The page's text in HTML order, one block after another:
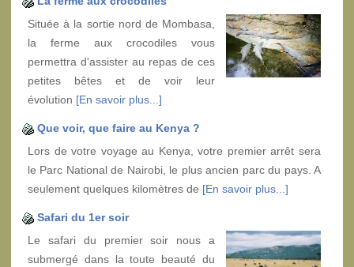
Située à la sortie nord de Mombasa,
la ferme aux crocodiles vous
permettra d'assister au repas de ces
petites bêtes et de voir leur
évolution [En savoir plus...]
Que voir, que faire au Kenya ?
Lors de votre voyage au Kenya, votre premier arrêt sera
le Parc National de Nairobi, le plus ancien parc du pays. A
seulement quelques kilomètres de [En savoir plus...]
Safari du 1er soir
Le safari du premier soir nous a
submergé dans la toute beauté du